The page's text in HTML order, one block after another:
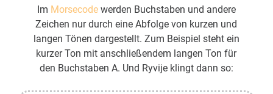
Im Morsecodewerden Buchstaben und andere
Zeichen nur durch eine Abfolge von kurzen und
langen Tönen dargestellt. Zum Beispiel steht ein
kurzer Ton mit anschließendem langen Ton für
den Buchstaben A. Und Ryvije klingt dann so: